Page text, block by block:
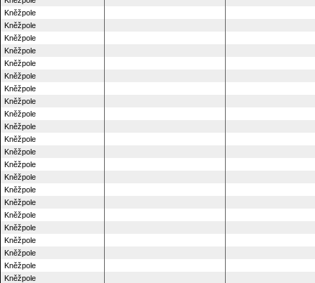
Kněžpole
Kněžpole
Kněžpole
Kněžpole
Kněžpole
Kněžpole
Kněžpole
Kněžpole
Kněžpole
Kněžpole
Kněžpole
Kněžpole
Kněžpole
Kněžpole
Kněžpole
Kněžpole
Kněžpole
Kněžpole
Kněžpole
Kněžpole
Kněžpole
Kněžpole